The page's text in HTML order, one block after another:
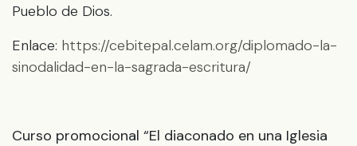
Pueblo de Dios.
Enlace: https://cebitepal.celam.org/diplomado-la-
sinodalidad-en-la-sagrada-escritura/
Curso promocional “El diaconado en una Iglesia